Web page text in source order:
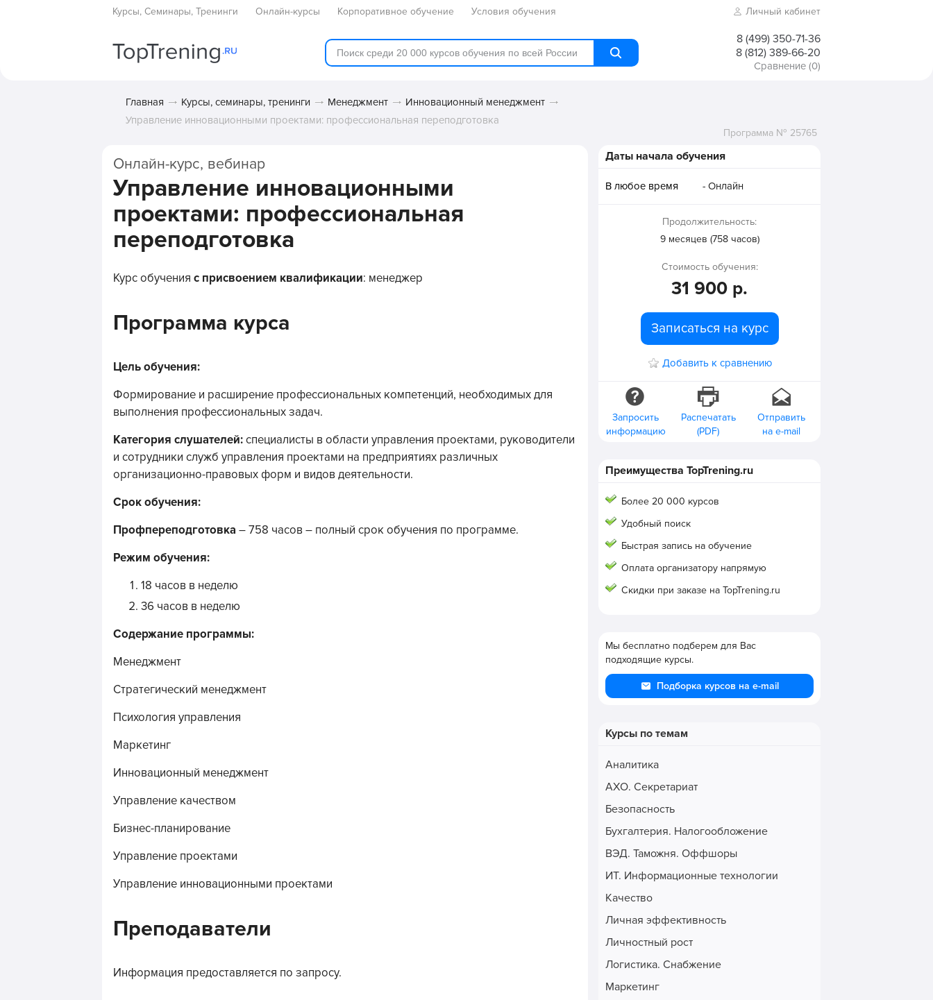
Курсы, Семинары, Тренинги Онлайн-курсы Корпоративное обучение Условия обучения Личный кабинет
8 (499) 350-71-36
8 (812) 389-66-20
Сравнение (0)
Главная Курсы, семинары, тренинги Менеджмент
Инновационный менеджмент
Управление инновационными проектами: профессиональная переподготовка
Онлайн-курс, вебинар
Управление инновационными
проектами: профессиональная
переподготовка
Курс обучения с присвоением квалификации: менеджер
Программа курса
Цель обучения:
Формирование и расширение профессиональных компетенций, необходимых для
выполнения профессиональных задач.
Категория слушателей: специалисты в области управления проектами, руководители
и сотрудники служб управления проектами на предприятиях различных
организационно-правовых форм и видов деятельности.
Срок обучения:
Профпереподготовка – 758 часов – полный срок обучения по программе.
Режим обучения:
18 часов в неделю
36 часов в неделю
Содержание программы:
Менеджмент
Стратегический менеджмент
Психология управления
Маркетинг
Инновационный менеджмент
Управление качеством
Бизнес-планирование
Управление проектами
Управление инновационными проектами
Преподаватели
Информация предоставляется по запросу.
Программа № 25765
Даты начала обучения
В любое время - Онлайн
Продолжительность:
9 месяцев (758 часов)
Стоимость обучения:
31 900 р.
Записаться на курс
Добавить к сравнению
Запросить
информацию
Распечатать
(PDF)
Отправить
на e-mail
Преимущества TopTrening.ru
Более 20 000 курсов
Удобный поиск
Быстрая запись на обучение
Оплата организатору напрямую
Скидки при заказе на TopTrening.ru
Мы бесплатно подберем для Вас
подходящие курсы.
Подборка курсов на e-mail
Курсы по темам
Аналитика
АХО. Секретариат
Безопасность
Бухгалтерия. Налогообложение
ВЭД. Таможня. Оффшоры
ИТ. Информационные технологии
Качество
Личная эффективность
Личностный рост
Логистика. Снабжение
Маркетинг